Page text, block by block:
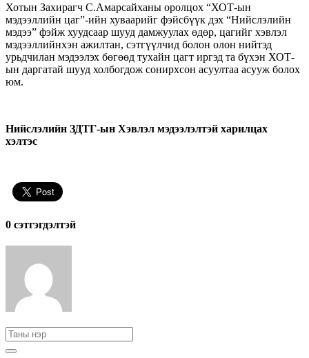
Хотын Захирагч С.Амарсайханы оролцох “ХОТ-ын
мэдээллийн цаг”-ийн хуваарийг фэйсбүүк дэх “Нийслэлийн
мэдээ” фэйж хуудсаар шууд дамжуулах өдөр, цагийг хэвлэл
мэдээллийнхэн ажилтан, сэтгүүлчид болон олон нийтэд
урьдчилан мэдээлэх бөгөөд тухайн цагт иргэд та бүхэн ХОТ-
ын даргатай шууд холбогдож сонирхсон асуултаа асууж болох
юм.
Нийслэлийн ЗДТГ-ын Хэвлэл мэдээлэлтэй харилцах
хэлтэс
0 cэтгэгдэлтэй